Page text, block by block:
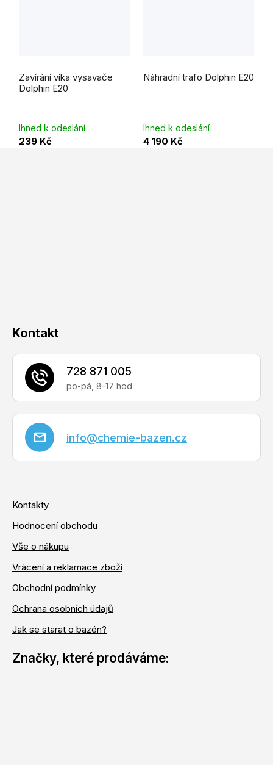
Zavírání víka vysavače
Dolphin E20
Ihned k odeslání
239 Kč
Náhradní trafo Dolphin E20
Ihned k odeslání
4 190 Kč
Kontakt
info@chemie-bazen.cz
728 871 005
Kontakty
Hodnocení obchodu
Vše o nákupu
Vrácení a reklamace zboží
Obchodní podmínky
Ochrana osobních údajů
Jak se starat o bazén?